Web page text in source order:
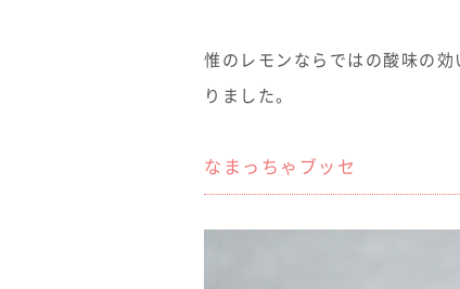
惟のレモンならではの酸味の
りました。
なまっちゃブッセ